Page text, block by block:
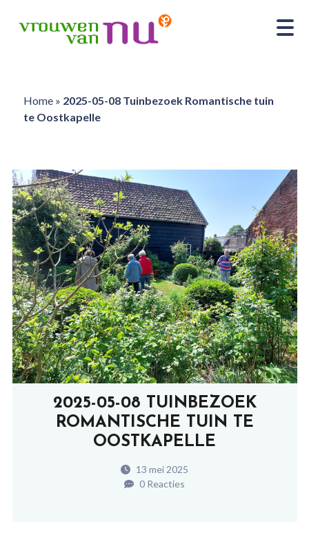
Home» 2025-05-08 Tuinbezoek Romantische tuin
te Oostkapelle
2025-05-08 TUINBEZOEK
ROMANTISCHE TUIN TE
OOSTKAPELLE
13 mei 2025
0 Reacties